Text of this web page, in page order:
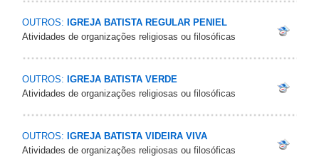
OUTROS: IGREJA BATISTA REGULAR PENIEL
Atividades de organizações religiosas ou filosóficas
OUTROS: IGREJA BATISTA VERDE
Atividades de organizações religiosas ou filosóficas
OUTROS: IGREJA BATISTA VIDEIRA VIVA
Atividades de organizações religiosas ou filosóficas